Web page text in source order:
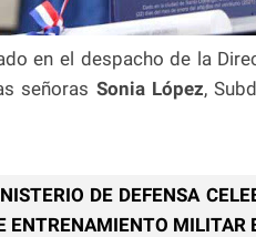
en el despacho de la
señoras Sonia López,
DE DEFENSA
ENTRENAMIENTO